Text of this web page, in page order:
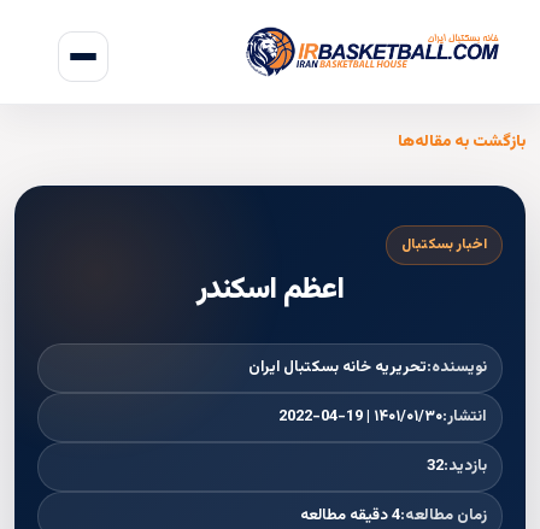
بازگشت به مقاله‌ها
اخبار بسکتبال
اعظم اسکندر
نویسنده:تحریریه خانه بسکتبال ایران
انتشار:۱۴۰۱/۰۱/۳۰ | 2022-04-19
بازدید:32
زمان مطالعه:4 دقیقه مطالعه